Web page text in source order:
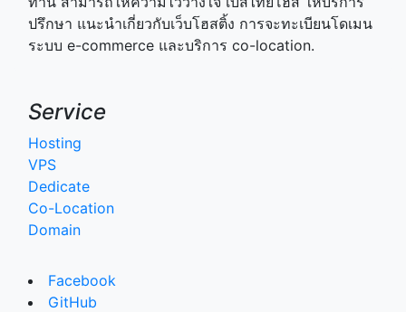
ปรึกษา แนะนำเกี่ยวกับเว็บโฮสติ้ง การจะทะเบียนโดเมน
ระบบ e-commerce และบริการ co-location.
Service
Hosting
VPS
Dedicate
Co-Location
Domain
Facebook
GitHub